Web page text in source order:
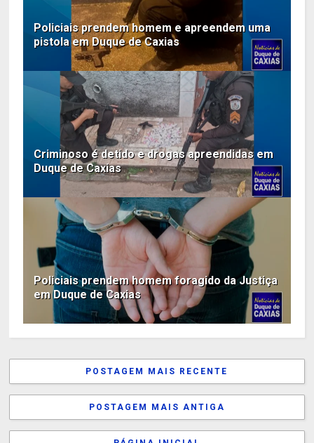
Policiais prendem homem e apreendem uma
pistola em Duque de Caxias
Criminoso é detido e drogas apreendidas em
Duque de Caxias
Policiais prendem homem foragido da Justiça
em Duque de Caxias
POSTAGEM MAIS RECENTE
POSTAGEM MAIS ANTIGA